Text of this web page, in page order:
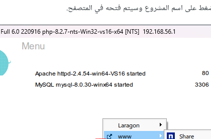
على اسم المشروع وسيتم فتحه في المتصفح.